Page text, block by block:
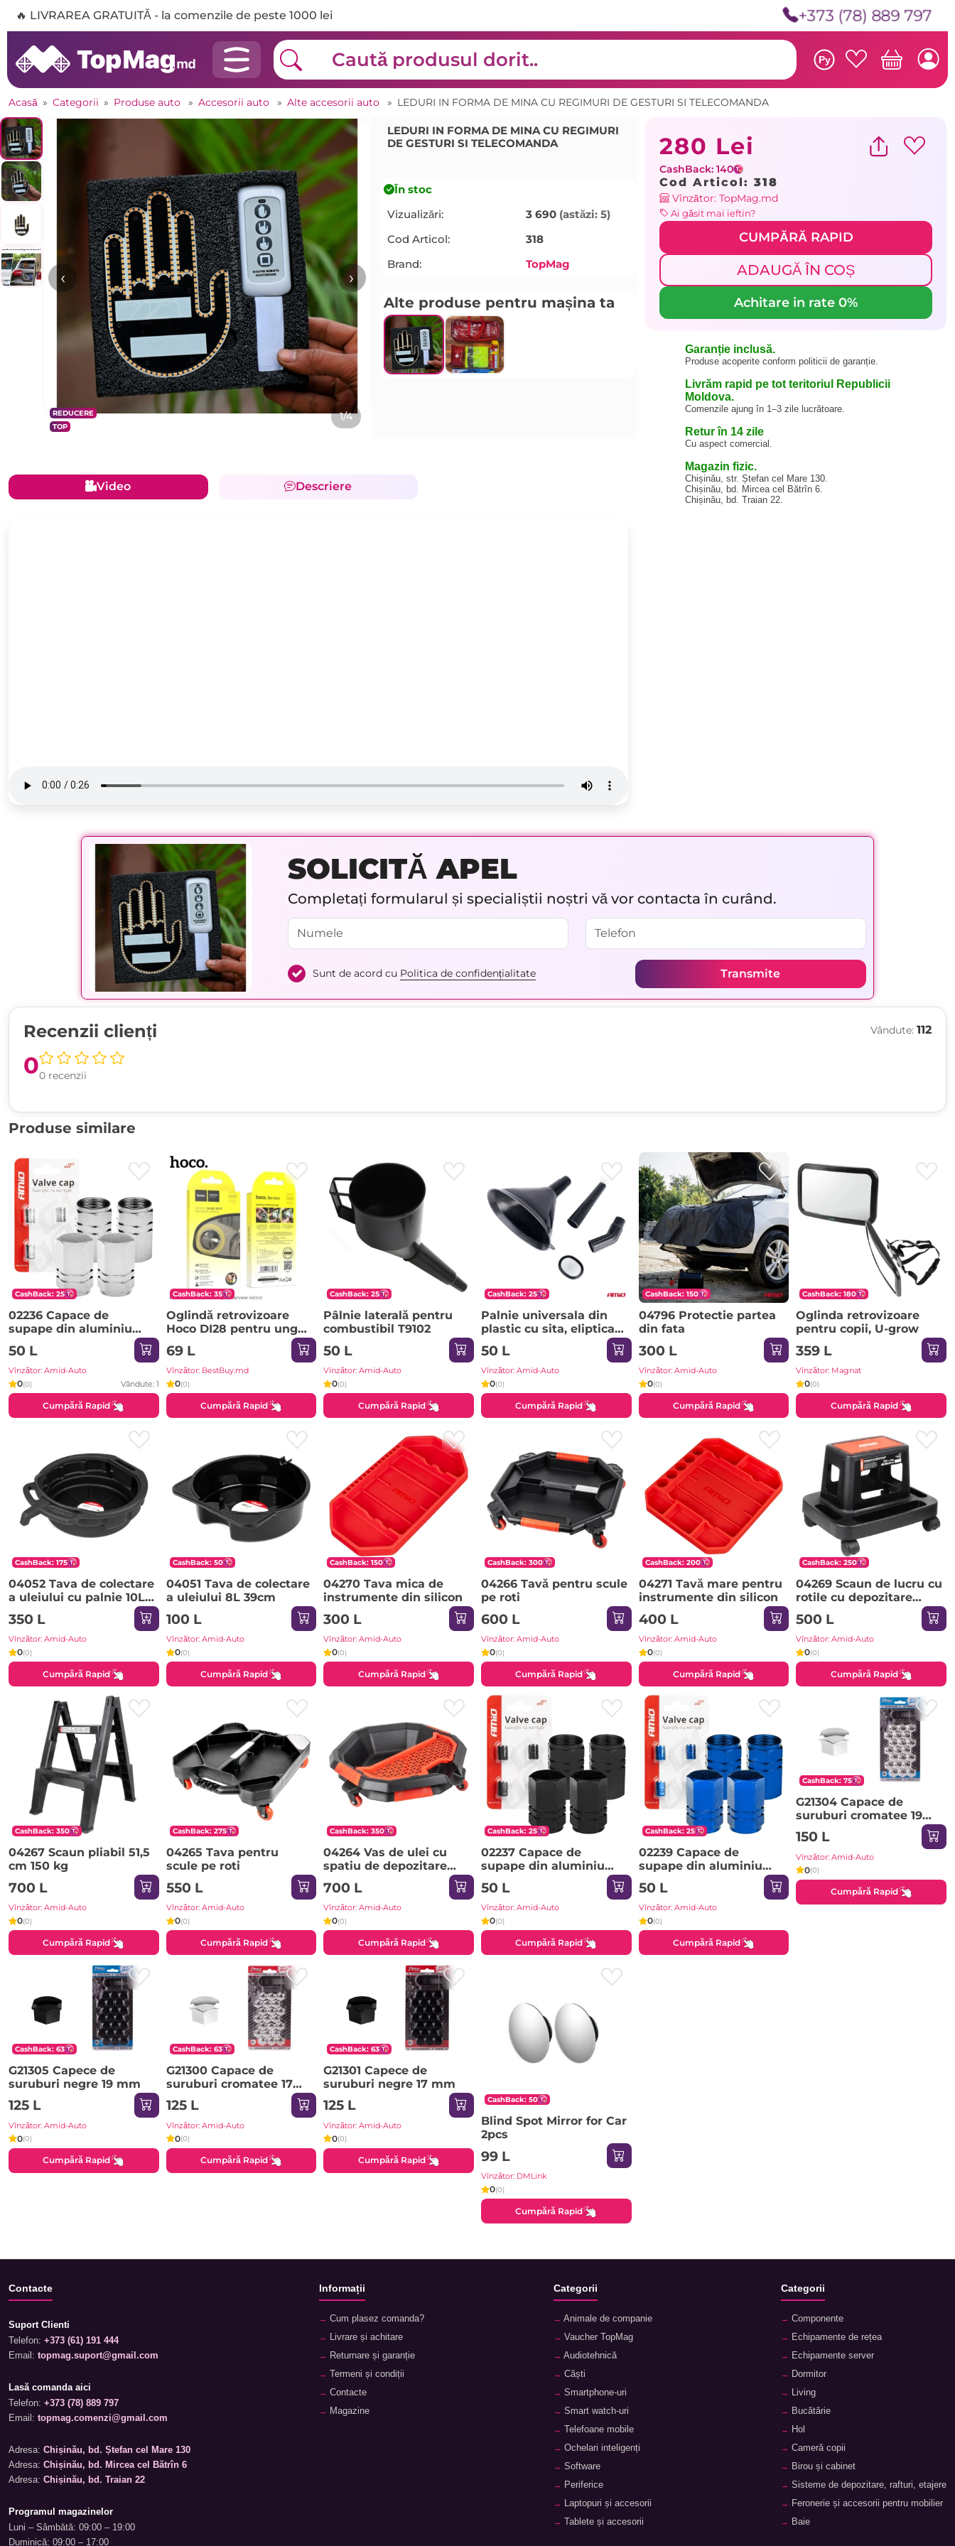
🔥 LIVRAREA GRATUITĂ - la comenzile de peste 1000 lei +373 (78) 889 797
Ру
Acasă » Categorii » Produse auto » Accesorii auto » Alte accesorii auto » LEDURI IN FORMA DE MINA CU REGIMURI DE GESTURI SI TELECOMANDA
REDUCERE
TOP
1/4
‹ ›
LEDURI IN FORMA DE MINA CU REGIMURI
DE GESTURI SI TELECOMANDA
În stoc
Vizualizări:
3 690 (astăzi: 5)
Cod Articol:
318
Brand:
TopMag
Alte produse pentru mașina ta
Video Descriere
280 Lei
CashBack: 140
Cod Articol: 318
Vînzător: TopMag.md
Ai găsit mai ieftin?
CUMPĂRĂ RAPID
ADAUGĂ ÎN COȘ
Achitare in rate 0%
Garanție inclusă.
Produse acoperite conform politicii de garanție.
Livrăm rapid pe tot teritoriul Republicii
Moldova.
Comenzile ajung în 1–3 zile lucrătoare.
Retur în 14 zile
Cu aspect comercial.
Magazin fizic.
Chișinău, str. Ștefan cel Mare 130.
Chișinău, bd. Mircea cel Bătrîn 6.
Chișinău, bd. Traian 22.
SOLICITĂ APEL
Completați formularul și specialiștii noștri vă vor contacta în curând.
Sunt de acord cu Politica de confidențialitate Transmite
Recenzii clienți
00 recenzii
Vândute: 112
Produse similare
CashBack: 25
02236 Capace de
supape din aluminiu
50 L
Vînzător: Amid-Auto
0(0) Vândute: 1
Cumpără Rapid
CashBack: 35
Oglindă retrovizoare
Hoco DI28 pentru unghi
69 L
Vînzător: BestBuy.md
0(0)
Cumpără Rapid
CashBack: 25
Pâlnie laterală pentru
combustibil T9102
50 L
Vînzător: Amid-Auto
0(0)
Cumpără Rapid
CashBack: 25
Palnie universala din
plastic cu sita, eliptica
in 3 parti,14 cm 04037
50 L
Vînzător: Amid-Auto
0(0)
Cumpără Rapid
CashBack: 150
04796 Protectie partea
din fata
300 L
Vînzător: Amid-Auto
0(0)
Cumpără Rapid
CashBack: 180
Oglinda retrovizoare
pentru copii, U-grow
359 L
Vînzător: Magnat
0(0)
Cumpără Rapid
CashBack: 175
04052 Tava de colectare
a uleiului cu palnie 10L
350 L
Vînzător: Amid-Auto
0(0)
Cumpără Rapid
CashBack: 50
04051 Tava de colectare
a uleiului 8L 39cm
100 L
Vînzător: Amid-Auto
0(0)
Cumpără Rapid
CashBack: 150
04270 Tava mica de
instrumente din silicon
300 L
Vînzător: Amid-Auto
0(0)
Cumpără Rapid
CashBack: 300
04266 Tavă pentru scule
pe roti
600 L
Vînzător: Amid-Auto
0(0)
Cumpără Rapid
CashBack: 200
04271 Tavă mare pentru
instrumente din silicon
400 L
Vînzător: Amid-Auto
0(0)
Cumpără Rapid
CashBack: 250
04269 Scaun de lucru cu
rotile cu depozitare
scule 150 kg
500 L
Vînzător: Amid-Auto
0(0)
Cumpără Rapid
CashBack: 350
04267 Scaun pliabil 51,5
cm 150 kg
700 L
Vînzător: Amid-Auto
0(0)
Cumpără Rapid
CashBack: 275
04265 Tava pentru
scule pe roti
550 L
Vînzător: Amid-Auto
0(0)
Cumpără Rapid
CashBack: 350
04264 Vas de ulei cu
spatiu de depozitare
pentru unelte
700 L
Vînzător: Amid-Auto
0(0)
Cumpără Rapid
CashBack: 25
02237 Capace de
supape din aluminiu
negru 4 buc
50 L
Vînzător: Amid-Auto
0(0)
Cumpără Rapid
CashBack: 25
02239 Capace de
supape din aluminiu
blue 4 buc
50 L
Vînzător: Amid-Auto
0(0)
Cumpără Rapid
CashBack: 75
G21304 Capace de
suruburi cromatee 19
mm
150 L
Vînzător: Amid-Auto
0(0)
Cumpără Rapid
CashBack: 63
G21305 Capece de
suruburi negre 19 mm
125 L
Vînzător: Amid-Auto
0(0)
Cumpără Rapid
CashBack: 63
G21300 Capace de
suruburi cromatee 17
mm
125 L
Vînzător: Amid-Auto
0(0)
Cumpără Rapid
CashBack: 63
G21301 Capece de
suruburi negre 17 mm
125 L
Vînzător: Amid-Auto
0(0)
Cumpără Rapid
CashBack: 50
Blind Spot Mirror for Car
2pcs
99 L
Vînzător: DMLink
0(0)
Cumpără Rapid
Contacte
Suport Clienti
Telefon: +373 (61) 191 444
Email: topmag.suport@gmail.com
Lasă comanda aici
Telefon: +373 (78) 889 797
Email: topmag.comenzi@gmail.com
Adresa: Chișinău, bd. Ștefan cel Mare 130
Adresa: Chișinău, bd. Mircea cel Bătrîn 6
Adresa: Chișinău, bd. Traian 22
Programul magazinelor
Luni – Sâmbătă: 09:00 – 19:00
Duminică: 09:00 – 17:00
Informații
Cum plasez comanda?
Livrare și achitare
Returnare și garanție
Termeni și condiții
Contacte
Magazine
Categorii
Animale de companie
Vaucher TopMag
Audiotehnică
Căști
Smartphone-uri
Smart watch-uri
Telefoane mobile
Ochelari inteligenți
Software
Periferice
Laptopuri și accesorii
Tablete și accesorii
Categorii
Componente
Echipamente de rețea
Echipamente server
Dormitor
Living
Bucătărie
Hol
Cameră copii
Birou și cabinet
Sisteme de depozitare, rafturi, etajere
Feronerie și accesorii pentru mobilier
Baie